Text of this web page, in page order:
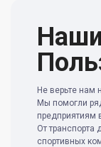
Не верьте нам
Мы помогли
предприятиям
От транспорта
спортивных